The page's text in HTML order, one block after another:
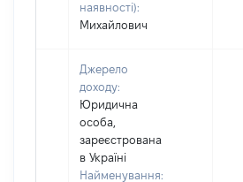
наявності):
Михайлович
Джерело
доходу:
Юридична
особа,
зареєстрована
в Україні
Найменування: